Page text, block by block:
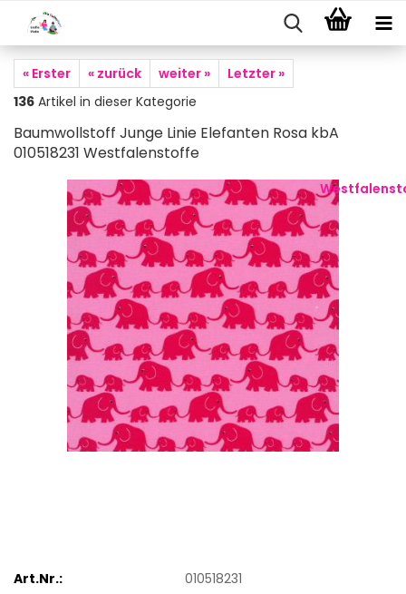
« Erster « zurück weiter »
Letzter »
136 Artikel in dieser Kategorie
Baumwollstoff Junge Linie Elefanten Rosa kbA
010518231 Westfalenstoffe
Art.Nr.:
010518231